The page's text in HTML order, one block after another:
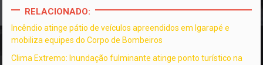
RELACIONADO:
Incêndio atinge pátio de veículos apreendidos em Igarapé e
mobiliza equipes do Corpo de Bombeiros
Clima Extremo: Inundação fulminante atinge ponto turístico na